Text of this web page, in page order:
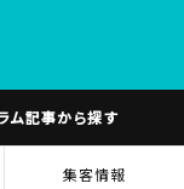
ム記事から探す
集客情報